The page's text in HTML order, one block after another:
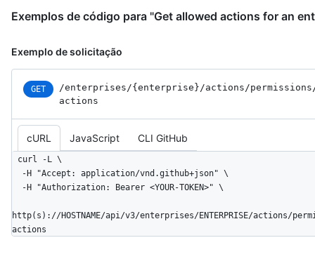
Exemplos de código para "Get allowed actions for an
Exemplo de solicitação
GET /enterprises /{enterprise} /actions /permissions
actions
cURL JavaScript CLI GitHub
curl -L \
http(s)://HOSTNAME/api/v3/enterprises/ENTERPRISE/actions/
actions